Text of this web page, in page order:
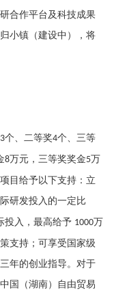
合作平台及科技成果
小镇（建设中），将
3个、二等奖4个、三等
8万元，三等奖奖金5万
目给予以下支持：立
研发投入的一定比
投入，最高给予 1000万
支持；可享受国家级
年的创业指导。对于
国（湖南）自由贸易